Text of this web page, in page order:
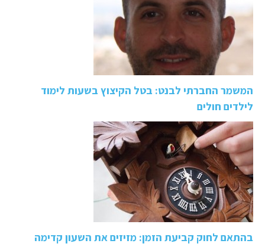
המשמר החברתי לבנט: בטל הקיצוץ בשעות לימוד
לילדים חולים
בהתאם לחוק קביעת הזמן: מזיזים את השעון קדימה